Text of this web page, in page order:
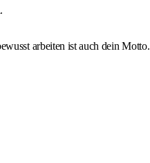
arbeiten ist auch dein Motto.